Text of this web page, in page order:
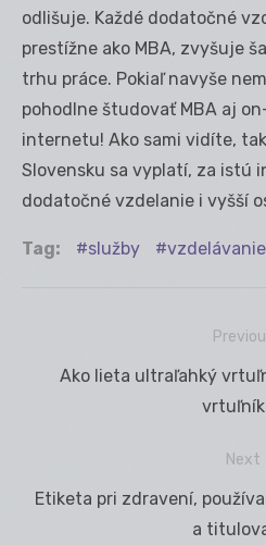
odlišuje. Každé dodatočné
prestížne ako MBA, zvyšuje
trhu práce. Pokiaľ navyše
pohodlne študovať MBA aj
internetu! Ako sami vidíte,
Slovensku sa vyplatí, za istú
dodatočné vzdelanie i vyšší
Tag: služby vzdelávanie
Previous
Ako lieta ultraľahký
Next
Next
Etiketa pri zdravení,
a